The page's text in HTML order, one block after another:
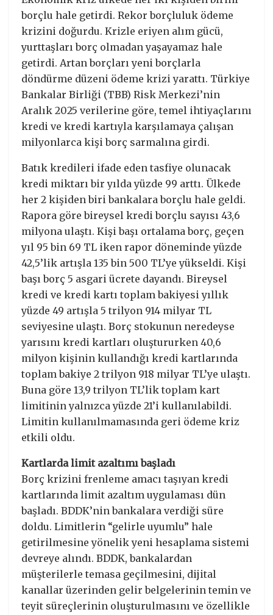
borçlu hale getirdi. Rekor borçluluk ödeme
krizini doğurdu. Krizle eriyen alım gücü,
yurttaşları borç olmadan yaşayamaz hale
getirdi. Artan borçları yeni borçlarla
döndürme düzeni ödeme krizi yarattı. Türkiye
Bankalar Birliği (TBB) Risk Merkezi’nin
Aralık 2025 verilerine göre, temel ihtiyaçlarını
kredi ve kredi kartıyla karşılamaya çalışan
milyonlarca kişi borç sarmalına girdi.
Batık kredileri ifade eden tasfiye olunacak
kredi miktarı bir yılda yüzde 99 arttı. Ülkede
her 2 kişiden biri bankalara borçlu hale geldi.
Rapora göre bireysel kredi borçlu sayısı 43,6
milyona ulaştı. Kişi başı ortalama borç, geçen
yıl 95 bin 69 TL iken rapor döneminde yüzde
42,5’lik artışla 135 bin 500 TL’ye yükseldi. Kişi
başı borç 5 asgari ücrete dayandı. Bireysel
kredi ve kredi kartı toplam bakiyesi yıllık
yüzde 49 artışla 5 trilyon 914 milyar TL
seviyesine ulaştı. Borç stokunun neredeyse
yarısını kredi kartları oluştururken 40,6
milyon kişinin kullandığı kredi kartlarında
toplam bakiye 2 trilyon 918 milyar TL’ye ulaştı.
Buna göre 13,9 trilyon TL’lik toplam kart
limitinin yalnızca yüzde 21’i kullanılabildi.
Limitin kullanılmamasında geri ödeme kriz
etkili oldu.
Kartlarda limit azaltımı başladı
Borç krizini frenleme amacı taşıyan kredi
kartlarında limit azaltım uygulaması dün
başladı. BDDK’nin bankalara verdiği süre
doldu. Limitlerin “gelirle uyumlu” hale
getirilmesine yönelik yeni hesaplama sistemi
devreye alındı. BDDK, bankalardan
müşterilerle temasa geçilmesini, dijital
kanallar üzerinden gelir belgelerinin temin ve
teyit süreçlerinin oluşturulmasını ve özellikle